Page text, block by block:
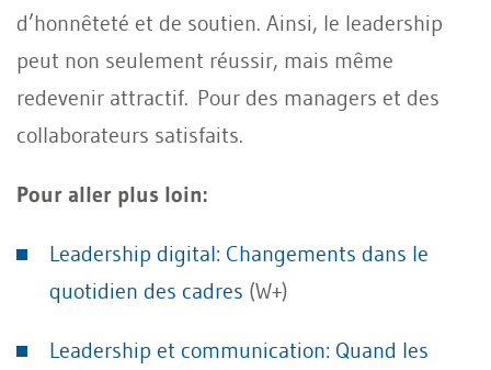
d’honnêteté et de soutien. Ainsi, le leadership
peut non seulement réussir, mais même
redevenir attractif. Pour des managers et des
collaborateurs satisfaits.
Pour aller plus loin:
Leadership digital: Changements dans le
quotidien des cadres (W+)
Leadership et communication: Quand les